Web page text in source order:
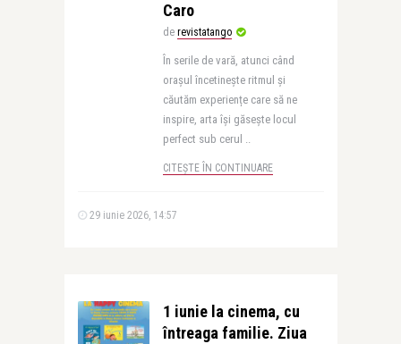
Caro
de revistatango
În serile de vară, atunci când
orașul încetinește ritmul și
căutăm experiențe care să ne
inspire, arta își găsește locul
perfect sub cerul ..
CITEȘTE ÎN CONTINUARE
29 iunie 2026, 14:57
1 iunie la cinema, cu
întreaga familie. Ziua